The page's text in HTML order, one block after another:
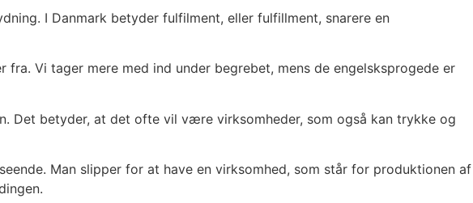
I Danmark betyder fulfilment, eller fulfillment, snarere en
Vi tager mere med ind under begrebet, mens de engelsksprogede er
Det betyder, at det ofte vil være virksomheder, som også kan trykke og
Man slipper for at have en virksomhed, som står for produktionen af